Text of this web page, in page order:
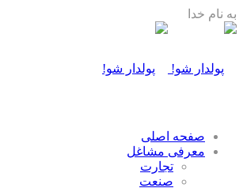
به نام خدا
صفحه اصلی
معرفی مشاغل
تجارت
صنعت